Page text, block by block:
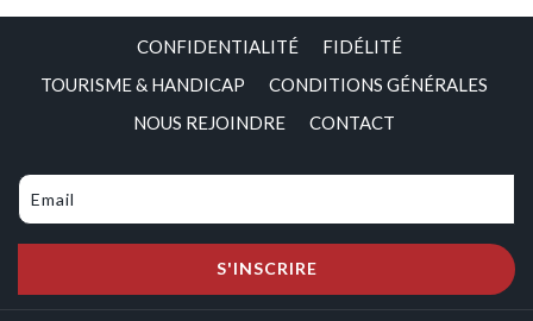
CONFIDENTIALITÉ
FIDÉLITÉ
TOURISME & HANDICAP
CONDITIONS GÉNÉRALES
NOUS REJOINDRE
CONTACT
S'INSCRIRE